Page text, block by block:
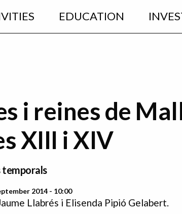
EDUCATION
i reines de
XIII i XIV
temporals
2014 - 10:00
Llabrés i Elisenda Pipió Gelabert.